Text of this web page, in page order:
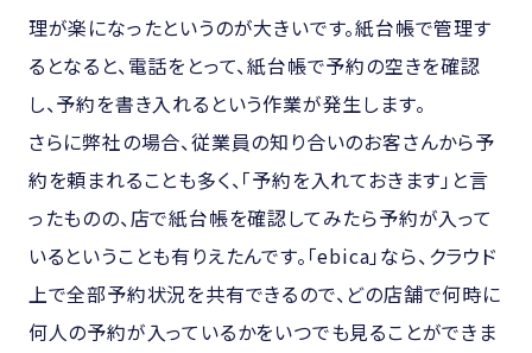
理が楽になったというのが大きいです。紙台帳で管理す
るとなると、電話をとって、紙台帳で予約の空きを確認
し、予約を書き入れるという作業が発生します。
さらに弊社の場合、従業員の知り合いのお客さんから予
約を頼まれることも多く、「予約を入れておきます」と言
ったものの、店で紙台帳を確認してみたら予約が入って
いるということも有りえたんです。「ebica」なら、クラウド
上で全部予約状況を共有できるので、どの店舗で何時に
何人の予約が入っているかをいつでも見ることができま